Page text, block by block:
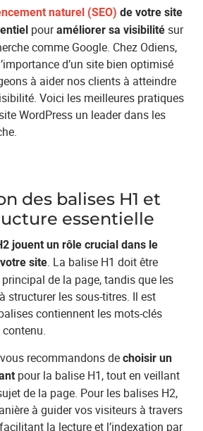
naturel (SEO) de votre site
pouraméliorer sa visibilité sur
comme Google. Chez Odiens,
d’un site bien optimisé
à aider nos clients à atteindre
Voici les meilleures pratiques
WordPress un leader dans les
des balises H1 et
essentielle
jouent un rôle crucial dans le
site. La balise H1 doit être
de la page, tandis que les
structurer les sous-titres. Il est
contiennent les mots-clés
recommandons dechoisir un
pour la balise H1, tout en veillant
de la page. Pour les balises H2,
à guider vos visiteurs à travers
la lecture et l’indexation par